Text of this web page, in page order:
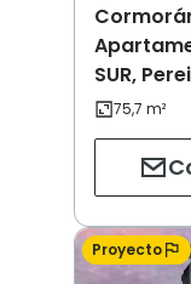
SUR,
Proyecto